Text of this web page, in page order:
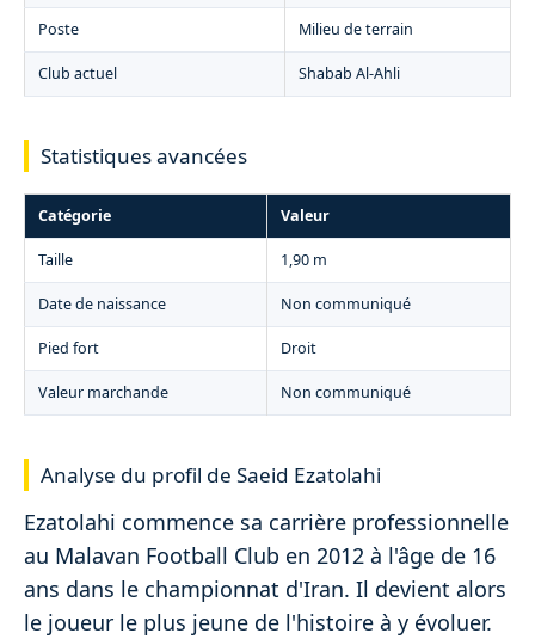
Poste Milieu de terrain
Club actuel Shabab Al-Ahli
Statistiques avancées
Catégorie Valeur
Taille 1,90 m
Date de naissance Non communiqué
Pied fort Droit
Valeur marchande Non communiqué
Analyse du profil de Saeid Ezatolahi
Ezatolahi commence sa carrière professionnelle
au Malavan Football Club en 2012 à l'âge de 16
ans dans le championnat d'Iran. Il devient alors
le joueur le plus jeune de l'histoire à y évoluer.